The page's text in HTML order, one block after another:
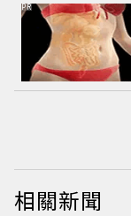
PR
相關新聞